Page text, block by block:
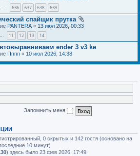
… 636 637 638 639
спайщик прутка
PANTERA « 13 июл 2026, 00:33
… 11 12 13 14
ender 3 v3 ke
Пппп « 10 июл 2026, 14:38
Запомнить меня
0 скрытых и 142 гостя (основано на
10 минут)
) здесь было 23 фев 2026, 17:49